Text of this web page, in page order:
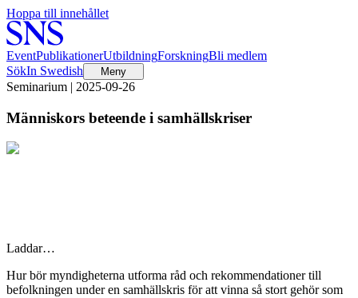
Hoppa till innehållet
EventPublikationerUtbildningForskningBli medlem
SökIn Swedish Meny
Seminarium | 2025-09-26
Människors beteende i samhällskriser
Laddar…
Hur bör myndigheterna utforma råd och rekommendationer till
befolkningen under en samhällskris för att vinna så stort gehör som